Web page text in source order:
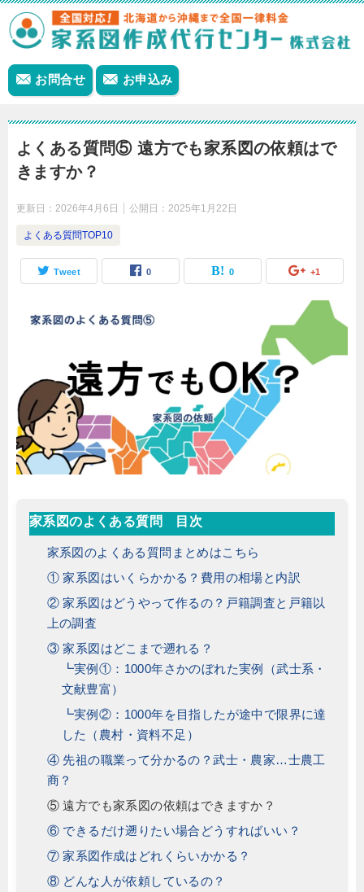
お問合せ お申込み
よくある質問⑤ 遠方でも家系図の依頼はで
きますか？
更新日： 2026年4月6日 公開日： 2025年1月22日
よくある質問TOP10
Tweet 0 0 +1
家系図のよくある質問 目次
家系図のよくある質問まとめはこちら
① 家系図はいくらかかる？費用の相場と内訳
② 家系図はどうやって作るの？戸籍調査と戸籍以
上の調査
③ 家系図はどこまで遡れる？
┗実例①：1000年さかのぼれた実例（武士系・
文献豊富）
┗実例②：1000年を目指したが途中で限界に達
した（農村・資料不足）
④ 先祖の職業って分かるの？武士・農家…士農工
商？
⑤ 遠方でも家系図の依頼はできますか？
⑥ できるだけ遡りたい場合どうすればいい？
⑦ 家系図作成はどれくらいかかる？
⑧ どんな人が依頼しているの？